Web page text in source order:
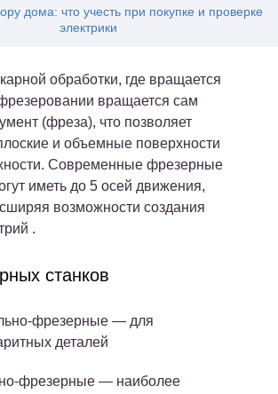
дома: что учесть при покупке и проверке
электрики
обработки, где вращается
вращается сам
(фреза), что позволяет
и объемные поверхности
Современные фрезерные
иметь до 5 осей движения,
возможности создания
.
станков
фрезерные — для
деталей
фрезерные — наиболее